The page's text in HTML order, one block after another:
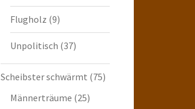
Flugholz (9)
Unpolitisch (37)
Scheibster schwärmt (75)
Männerträume (25)